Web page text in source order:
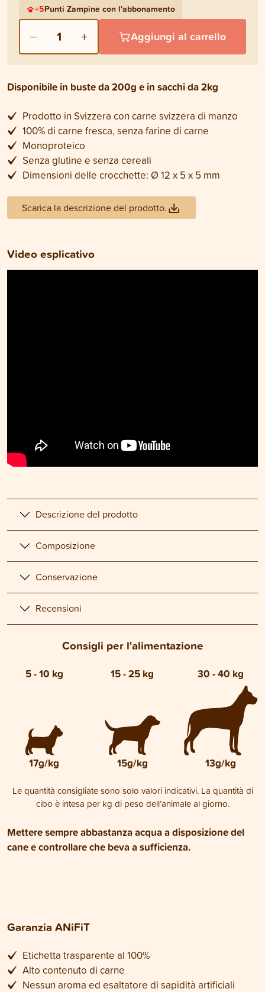
+5Punti Zampine con l'abbonamento
− 1 + Aggiungi al carrello
Disponibile in buste da 200g e in sacchi da 2kg
Prodotto in Svizzera con carne svizzera di manzo
100% di carne fresca, senza farine di carne
Monoproteico
Senza glutine e senza cereali
Dimensioni delle crocchette: Ø 12 x 5 x 5 mm
Scarica la descrizione del prodotto.
Video esplicativo
Descrizione del prodotto
Composizione
Conservazione
Recensioni
Consigli per l'alimentazione
5 - 10 kg 15 - 25 kg 30 - 40 kg
17g/kg 15g/kg 13g/kg
Le quantità consigliate sono solo valori indicativi. La quantità di
cibo è intesa per kg di peso dell’animale al giorno.
Mettere sempre abbastanza acqua a disposizione del
cane e controllare che beva a sufficienza.
Garanzia ANiFiT
Etichetta trasparente al 100%
Alto contenuto di carne
Nessun aroma ed esaltatore di sapidità artificiali